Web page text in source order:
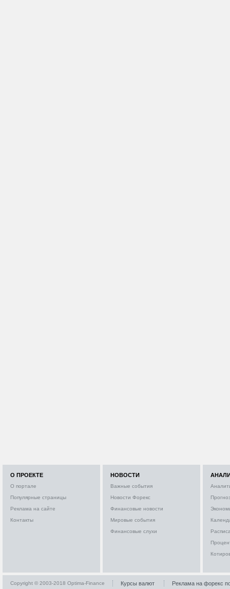
О ПРОЕКТЕ
О портале
Популярные страницы
Реклама на сайте
Контакты
НОВОСТИ
Важные события
Новости Форекс
Финансовые новости
Мировые события
Финансовые слухи
Copyright © 2003-2018 Optima-Finance Курсы валют Реклама на форекс